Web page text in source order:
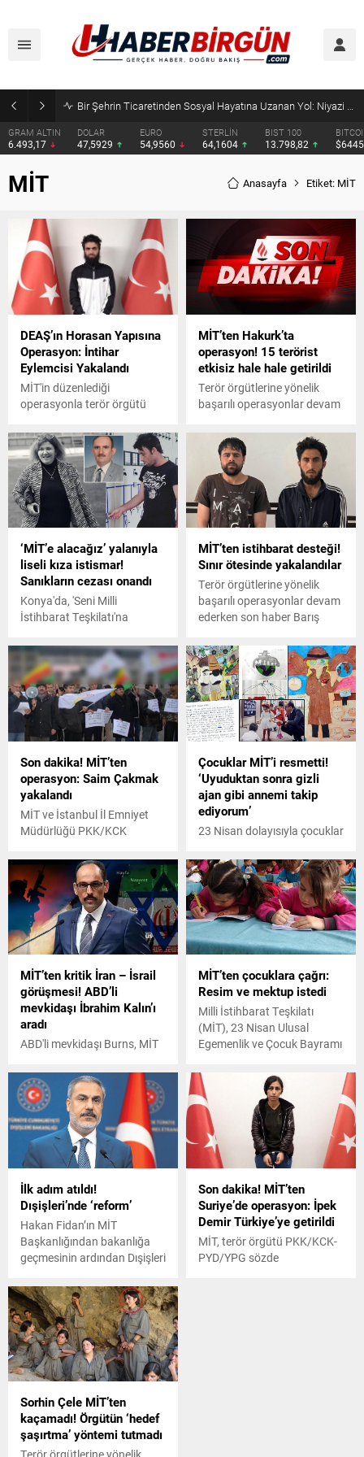
Bir Şehrin Ticaretinden Sosyal Hayatına Uzanan Yol: Niyazi Cihan
GRAM ALTIN
6.493,17
DOLAR
47,5929
EURO
54,9560
STERLİN
64,1604
BIST 100
13.798,82
MİT Anasayfa Etiket: MİT
DEAŞ’ın Horasan Yapısına
Operasyon: İntihar
Eylemcisi Yakalandı
MİT'in düzenlediği
operasyonla terör örgütü
yöneticilerinden Mehmet
Gören, Afganistan-Pakistan
bölgesinde yakalanarak
Türkiye'ye getirildi.
MİT’ten Hakurk’ta
operasyon! 15 terörist
etkisiz hale hale getirildi
Terör örgütlerine yönelik
başarılı operasyonlar devam
kuzeyindeki Hakurk
bölgesinden geldi. MİT,
bölgede tespit edilen 15
teröristi etkisiz hale getirdi.
‘MİT’e alacağız’ yalanıyla
liseli kıza istismar!
Sanıkların cezası onandı
Konya'da, 'Seni Milli
İstihbarat Teşkilatı'na
vaadiyle kandırılan lise
öğrencisi G.A.'ya (17) cinsel
istismarda bulunup, 22 yıl
hapis cezasına çarptırılan
Ahmet Mandal (35) ve ona
yardım ettikleri gerekçesiyle
iş ortağı Ali Akkaş ile bir süre
tutuklu kaldıktan sonra
tahliye olan okul müdürleri
Harun Avcu ve Asuman
Sahar Koleri'ye...
MİT’ten istihbarat desteği!
Sınır ötesinde yakalandılar
Terör örgütlerine yönelik
başarılı operasyonlar devam
ederken son haber Barış
geldi.
Son dakika! MİT’ten
operasyon: Saim Çakmak
yakalandı
MİT ve İstanbul İl Emniyet
Müdürlüğü PKK/KCK
sorumlularından Saim
Çakmak'ı İstanbul’da
yakaladı.
Çocuklar MİT’i resmetti!
‘Uyuduktan sonra gizli
ajan gibi annemi takip
ediyorum’
23 Nisan dolayısıyla çocuklar
mektup ve yaptıkları resimleri
gönderdi.
MİT’ten kritik İran – İsrail
görüşmesi! ABD’li
mevkidaşı İbrahim Kalın’ı
aradı
ABD'li mevkidaşı Burns, MİT
bayramda arayarak İran'ın
İsrail'e yönelik saldırı iddiaları
ilgili görüştü.
MİT’ten çocuklara çağrı:
Resim ve mektup istedi
Milli İstihbarat Teşkilatı
(MİT), 23 Nisan Ulusal
Egemenlik ve Çocuk Bayramı
güvenlik, istihbarat ve gizli
ajan kelimelerini resimle ya
da mektupla kağıda
dökmelerini istedi.
İlk adım atıldı!
Dışişleri’nde ‘reform’
Hakan Fidan’ın MİT
Başkanlığından bakanlığa
geçmesinin ardından Dışişleri
yapılanmasında yapılması
beklenen reformun ilk adımı
atıldı. Cumhurbaşkanlığı
kararnamesi ile Türkiye’nin
diplomaside küresel bir aktör
haline gelmesi dikkate
yapılanmasında, dünyadaki
gelişmelere paralel
değişikliklere gidildi.
Son dakika! MİT’ten
Suriye’de operasyon: İpek
Demir Türkiye’ye getirildi
MİT, terör örgütü PKK/KCK-
PYD/YPG sözde
Sorhin Çele MİT’ten
kaçamadı! Örgütün ‘hedef
şaşırtma’ yöntemi tutmadı